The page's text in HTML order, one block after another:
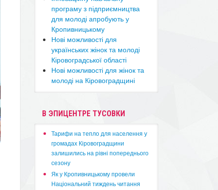
програму з підприємництва
для молоді апробують у
Кропивницькому
Нові можливості для
українських жінок та молоді
Кіровоградської області
​Нові можливості для жінок та
молоді на Кіровоградщині
В ЭПИЦЕНТРЕ ТУСОВКИ
​Тарифи на тепло для населення у
громадах Кіровоградщини
залишились на рівні попереднього
сезону
​Як у Кропивницькому провели
Національний тиждень читання